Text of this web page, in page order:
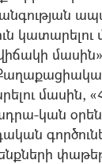
մասին»
կան